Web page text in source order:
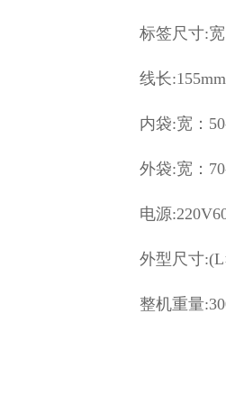
标签尺寸:
线长:155mm
内袋:宽：
外袋:宽：
电源
外型尺寸
整机重量